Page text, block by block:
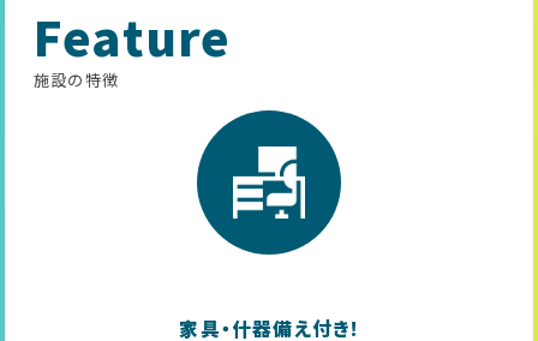
Feature
施設の特徴
家具・什器備え付き!